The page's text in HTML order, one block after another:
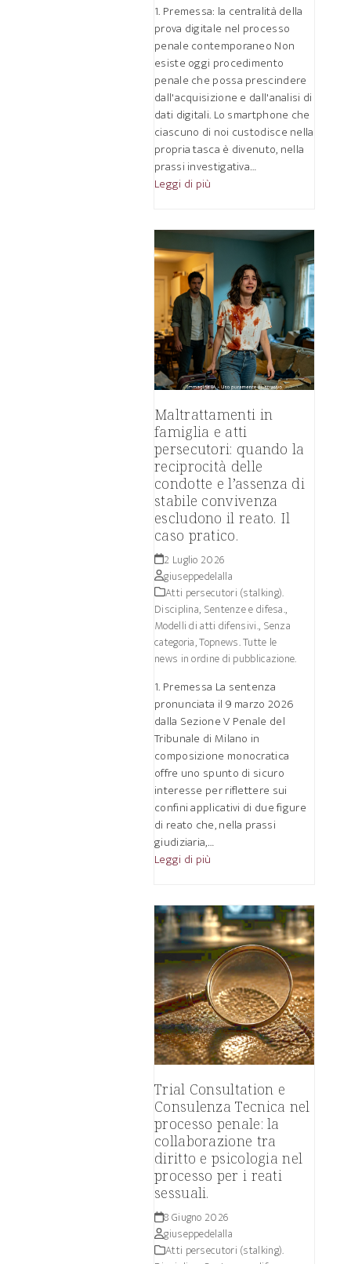
1. Premessa: la centralità della
prova digitale nel processo
penale contemporaneo Non
esiste oggi procedimento
penale che possa prescindere
dall'acquisizione e dall'analisi di
dati digitali. Lo smartphone che
ciascuno di noi custodisce nella
propria tasca è divenuto, nella
prassi investigativa…
Leggi di più
Maltrattamenti in
famiglia e atti
persecutori: quando la
reciprocità delle
condotte e l’assenza di
stabile convivenza
escludono il reato. Il
caso pratico.
2 Luglio 2026
giuseppedelalla
Atti persecutori (stalking).
Disciplina, Sentenze e difesa.,
Modelli di atti difensivi., Senza
categoria,Topnews. Tutte le
news in ordine di pubblicazione.
1. Premessa La sentenza
pronunciata il 9 marzo 2026
dalla Sezione V Penale del
Tribunale di Milano in
composizione monocratica
offre uno spunto di sicuro
interesse per riflettere sui
confini applicativi di due figure
di reato che, nella prassi
giudiziaria,…
Leggi di più
Trial Consultation e
Consulenza Tecnica nel
processo penale: la
collaborazione tra
diritto e psicologia nel
processo per i reati
sessuali.
8 Giugno 2026
giuseppedelalla
Atti persecutori (stalking).